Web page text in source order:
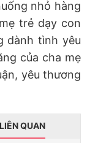
nhỏ hàng
trẻ dạy con
dành tình yêu
của cha mẹ
yêu thương
QUAN